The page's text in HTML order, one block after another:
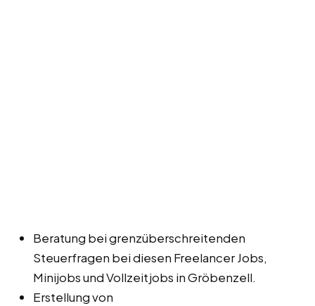
Beratung bei grenzüberschreitenden
Steuerfragen bei diesen Freelancer Jobs,
Minijobs und Vollzeitjobs in Gröbenzell.
Erstellung von